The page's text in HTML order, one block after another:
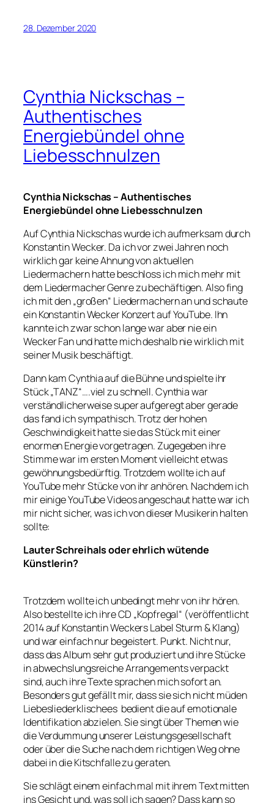
28. Dezember 2020
Cynthia Nickschas –
Authentisches
Energiebündel ohne
Liebesschnulzen
Cynthia Nickschas – Authentisches
Energiebündel ohne Liebesschnulzen
Auf Cynthia Nickschas wurde ich aufmerksam durch
Konstantin Wecker. Da ich vor zwei Jahren noch
wirklich gar keine Ahnung von aktuellen
Liedermachern hatte beschloss ich mich mehr mit
dem Liedermacher Genre zu bechäftigen. Also fing
ich mit den „großen“ Liedermachern an und schaute
ein Konstantin Wecker Konzert auf YouTube. Ihn
kannte ich zwar schon lange war aber nie ein
Wecker Fan und hatte mich deshalb nie wirklich mit
seiner Musik beschäftigt.
Dann kam Cynthia auf die Bühne und spielte ihr
Stück „TANZ“….viel zu schnell. Cynthia war
verständlicherweise super aufgeregt aber gerade
das fand ich sympathisch. Trotz der hohen
Geschwindigkeit hatte sie das Stück mit einer
enormen Energie vorgetragen. Zugegeben ihre
Stimme war im ersten Moment vielleicht etwas
gewöhnungsbedürftig. Trotzdem wollte ich auf
YouTube mehr Stücke von ihr anhören. Nachdem ich
mir einige YouTube Videos angeschaut hatte war ich
mir nicht sicher, was ich von dieser Musikerin halten
sollte:
Lauter Schreihals oder ehrlich wütende
Künstlerin?
Trotzdem wollte ich unbedingt mehr von ihr hören.
Also bestellte ich ihre CD „Kopfregal“ (veröffentlicht
2014 auf Konstantin Weckers Label Sturm & Klang)
und war einfach nur begeistert. Punkt. Nicht nur,
dass das Album sehr gut produziert und ihre Stücke
in abwechslungsreiche Arrangements verpackt
sind, auch ihre Texte sprachen mich sofort an.
Besonders gut gefällt mir, dass sie sich nicht müden
Liebesliederklischees bedient die auf emotionale
Identifikation abzielen. Sie singt über Themen wie
die Verdummung unserer Leistungsgesellschaft
oder über die Suche nach dem richtigen Weg ohne
dabei in die Kitschfalle zu geraten.
Sie schlägt einem einfach mal mit ihrem Text mitten
ins Gesicht und, was soll ich sagen? Dass kann so